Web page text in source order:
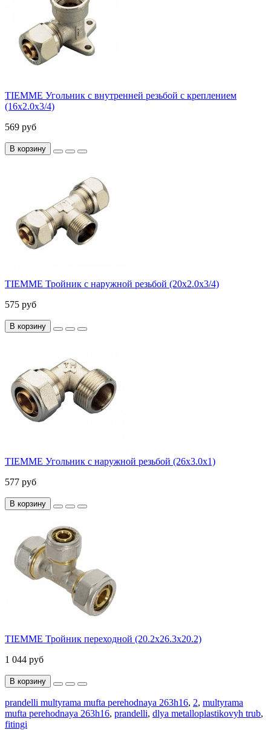
TIEMME Угольник с внутренней резьбой с креплением
(16х2.0х3/4)
569 руб
В корзину
TIEMME Тройник с наружной резьбой (20х2.0х3/4)
575 руб
В корзину
TIEMME Угольник с наружной резьбой (26х3.0х1)
577 руб
В корзину
TIEMME Тройник переходной (20.2х26.3х20.2)
1 044 руб
В корзину
prandelli multyrama mufta perehodnaya 263h16, 2, multyrama
mufta perehodnaya 263h16, prandelli, dlya metalloplastikovyh trub,
fitingi